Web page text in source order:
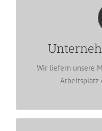
Wir liefern unsere
Arbeitsplatz
Viele
Lieferservice
ZU DEN